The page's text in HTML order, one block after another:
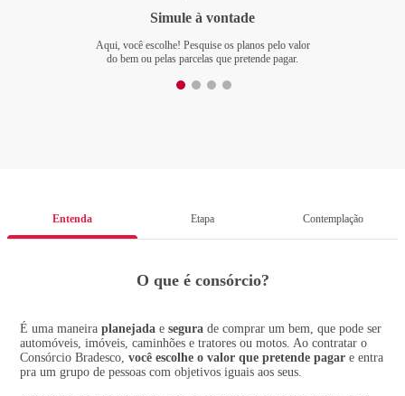
Simule à vontade
Aqui, você escolhe! Pesquise os planos pelo valor
do bem ou pelas parcelas que pretende pagar.
Entenda Etapa Contemplação
O que é consórcio?
É uma maneira planejada e segura de comprar um bem, que pode ser
automóveis, imóveis, caminhões e tratores ou motos. Ao contratar o
Consórcio Bradesco, você escolhe o valor que pretende pagar e entra
pra um grupo de pessoas com objetivos iguais aos seus.